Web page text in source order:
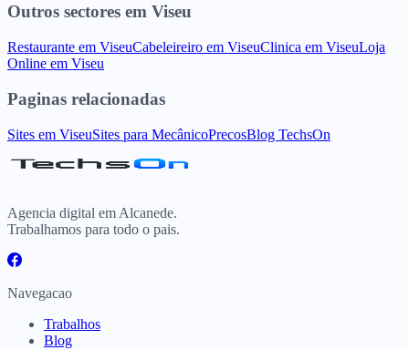
Outros sectores em Viseu
Restaurante em ViseuCabeleireiro em ViseuClinica em ViseuLoja
Online em Viseu
Paginas relacionadas
Sites em ViseuSites para MecânicoPrecosBlog TechsOn
Agencia digital em Alcanede.
Trabalhamos para todo o pais.
Navegacao
Trabalhos
Blog